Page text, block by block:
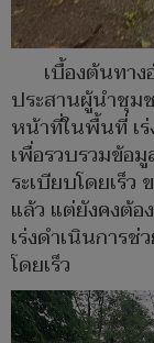
เบื้องต้นทาง
ประสานผู้นำชุม
หน้าที่ในพื้นที่ เร่
เพื่อรวบรวมข้อ
ระเบียบโดยเร็
แล้ว แต่ยังคงต้อ
เร่งดำเนินการ
โดยเร็ว